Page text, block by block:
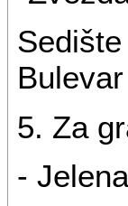
5. Za
-